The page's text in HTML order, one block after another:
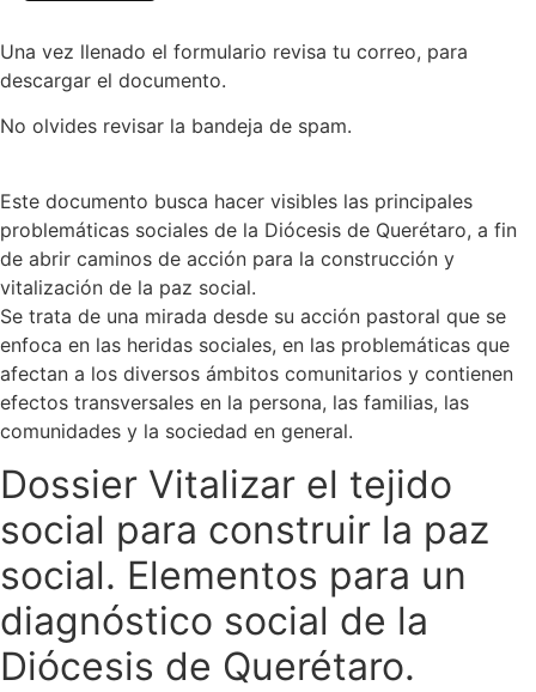
Una vez llenado el formulario revisa tu correo, para
descargar el documento.
No olvides revisar la bandeja de spam.
Este documento busca hacer visibles las principales
problemáticas sociales de la Diócesis de Querétaro, a fin
de abrir caminos de acción para la construcción y
vitalización de la paz social.
Se trata de una mirada desde su acción pastoral que se
enfoca en las heridas sociales, en las problemáticas que
afectan a los diversos ámbitos comunitarios y contienen
efectos transversales en la persona, las familias, las
comunidades y la sociedad en general.
Dossier Vitalizar el tejido
social para construir la paz
social. Elementos para un
diagnóstico social de la
Diócesis de Querétaro.